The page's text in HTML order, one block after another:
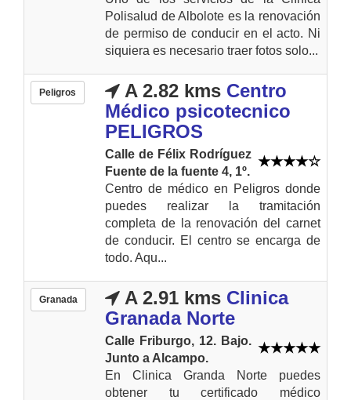
Polisalud de Albolote es la renovación
de permiso de conducir en el acto. Ni
siquiera es necesario traer fotos solo...
Peligros A 2.82 kms Centro
Médico psicotecnico
PELIGROS
Calle de Félix Rodríguez
Fuente de la fuente 4, 1º.
Centro de médico en Peligros donde
puedes realizar la tramitación
completa de la renovación del carnet
de conducir. El centro se encarga de
todo. Aqu...
Granada A 2.91 kms Clinica
Granada Norte
Calle Friburgo, 12. Bajo.
Junto a Alcampo.
En Clinica Granda Norte puedes
obtener tu certificado médico